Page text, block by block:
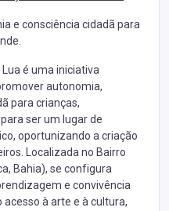
e consciência cidadã para
é uma iniciativa
autonomia,
para crianças,
ser um lugar de
oportunizando a criação
Localizada no Bairro
Bahia), se configura
e convivência
à arte e à cultura,